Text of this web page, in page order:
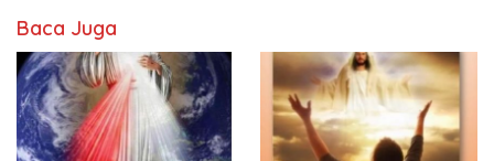
Baca Juga